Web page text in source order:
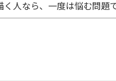
く人なら、一度は悩む問題